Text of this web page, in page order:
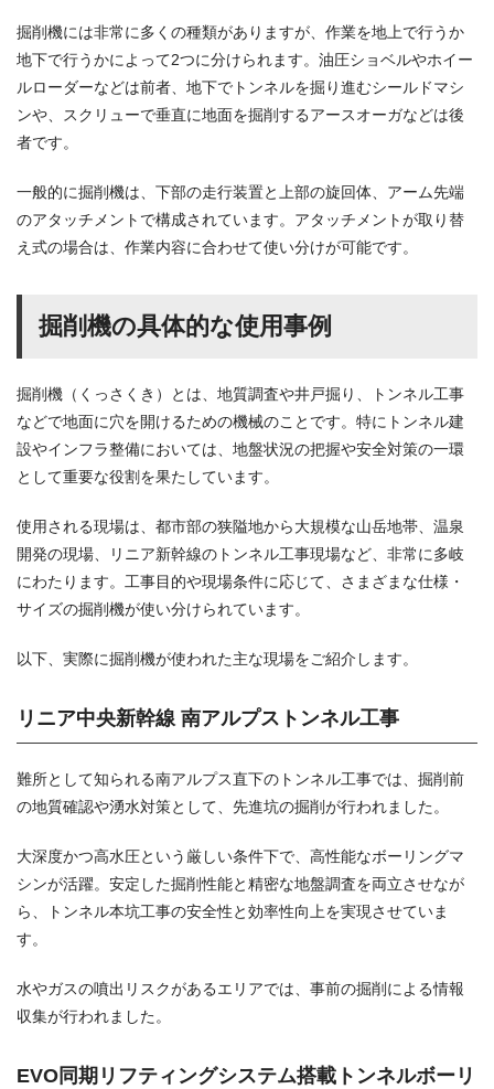
掘削機には非常に多くの種類がありますが、作業を地上で行うか
地下で行うかによって2つに分けられます。油圧ショベルやホイー
ルローダーなどは前者、地下でトンネルを掘り進むシールドマシ
ンや、スクリューで垂直に地面を掘削するアースオーガなどは後
者です。
一般的に掘削機は、下部の走行装置と上部の旋回体、アーム先端
のアタッチメントで構成されています。アタッチメントが取り替
え式の場合は、作業内容に合わせて使い分けが可能です。
掘削機の具体的な使用事例
掘削機（くっさくき）とは、地質調査や井戸掘り、トンネル工事
などで地面に穴を開けるための機械のことです。特にトンネル建
設やインフラ整備においては、地盤状況の把握や安全対策の一環
として重要な役割を果たしています。
使用される現場は、都市部の狭隘地から大規模な山岳地帯、温泉
開発の現場、リニア新幹線のトンネル工事現場など、非常に多岐
にわたります。工事目的や現場条件に応じて、さまざまな仕様・
サイズの掘削機が使い分けられています。
以下、実際に掘削機が使われた主な現場をご紹介します。
リニア中央新幹線 南アルプストンネル工事
難所として知られる南アルプス直下のトンネル工事では、掘削前
の地質確認や湧水対策として、先進坑の掘削が行われました。
大深度かつ高水圧という厳しい条件下で、高性能なボーリングマ
シンが活躍。安定した掘削性能と精密な地盤調査を両立させなが
ら、トンネル本坑工事の安全性と効率性向上を実現させていま
す。
水やガスの噴出リスクがあるエリアでは、事前の掘削による情報
収集が行われました。
EVO同期リフティングシステム搭載トンネルボーリ